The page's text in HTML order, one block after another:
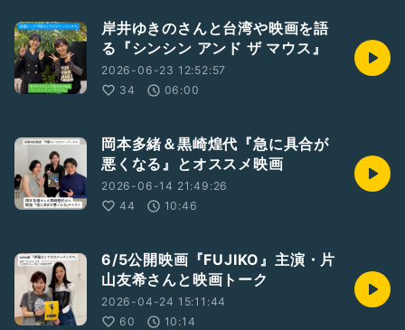
岸井ゆきのさんと台湾や映画を語
る『シンシン アンド ザ マウス』
2026-06-23 12:52:57
34
06:00
岡本多緒＆黒崎煌代『急に具合が
悪くなる』とオススメ映画
2026-06-14 21:49:26
44
10:46
6/5公開映画『FUJIKO』主演・片
山友希さんと映画トーク
2026-04-24 15:11:44
60
10:14